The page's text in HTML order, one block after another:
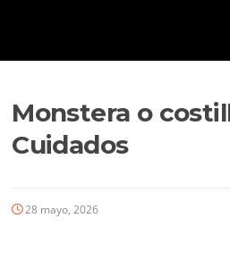
Monstera o
Cuidados
28 mayo, 2026